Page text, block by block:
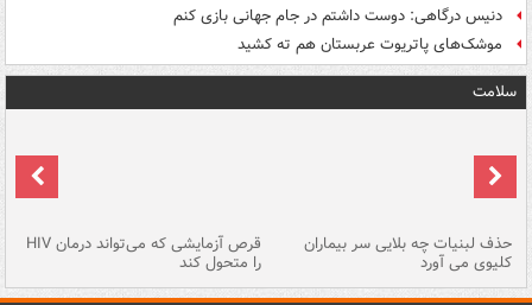
دنیس درگاهی: دوست داشتم در جام جهانی بازی کنم
موشک‌های پاتریوت عربستان هم ته‌ کشید
سلامت
حذف لبنیات چه بلایی سر بیماران
کلیوی می آورد
قرص آزمایشی که می‌تواند درمان HIV
را متحول کند